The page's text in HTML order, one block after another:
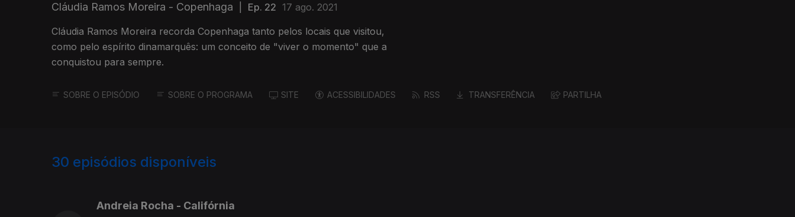
Cláudia Ramos Moreira - Copenhaga Ep. 22 17 ago. 2021
Cláudia Ramos Moreira recorda Copenhaga tanto pelos locais que visitou,
como pelo espírito dinamarquês: um conceito de "viver o momento" que a
conquistou para sempre.
SOBRE O EPISÓDIO SOBRE O PROGRAMA SITE ACESSIBILIDADES RSS TRANSFERÊNCIA PARTILHA
30 episódios disponíveis
Andreia Rocha - Califórnia